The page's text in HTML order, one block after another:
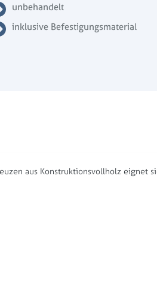
unbehandelt
inklusive Befestigungsmaterial
aus Konstruktionsvollholz